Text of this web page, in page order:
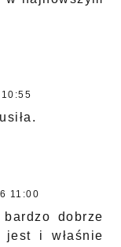
11:00
dobrze
jest i właśnie